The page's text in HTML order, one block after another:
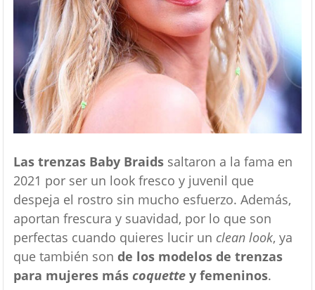
Las trenzas Baby Braidssaltaron a la fama en
2021 por ser un look fresco y juvenil que
despeja el rostro sin mucho esfuerzo. Además,
aportan frescura y suavidad, por lo que son
perfectas cuando quieres lucir un clean look, ya
que también son de los modelos de trenzas
para mujeres más coquettey femeninos.